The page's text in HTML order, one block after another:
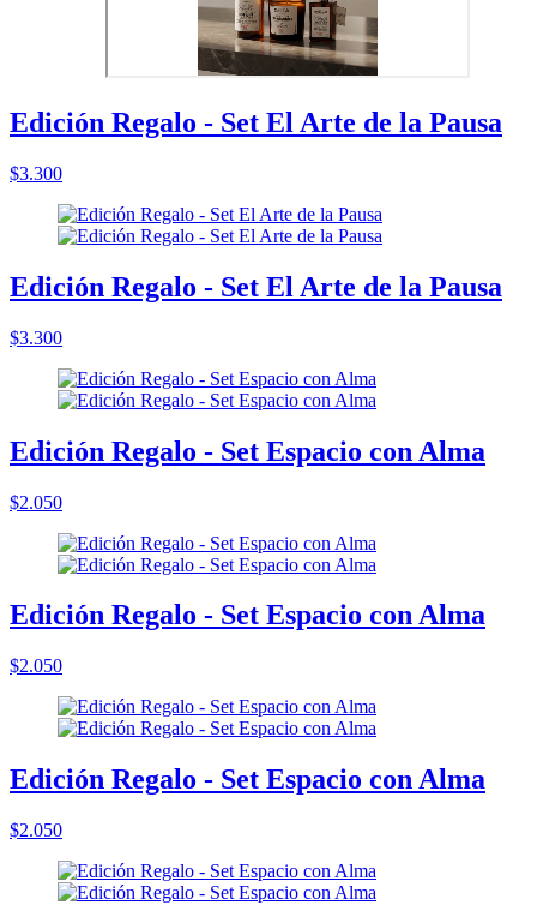
Edición Regalo - Set El Arte de la Pausa
$3.300
Edición Regalo - Set El Arte de la Pausa
$3.300
Edición Regalo - Set Espacio con Alma
$2.050
Edición Regalo - Set Espacio con Alma
$2.050
Edición Regalo - Set Espacio con Alma
$2.050